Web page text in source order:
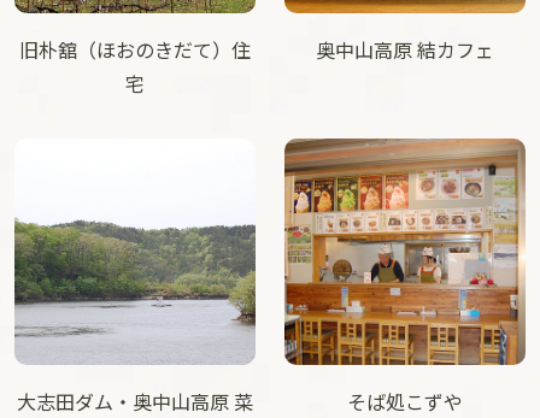
旧朴舘（ほおのきだて）住
宅
奥中山高原 結カフェ
大志田ダム・奥中山高原 菜
そば処こずや